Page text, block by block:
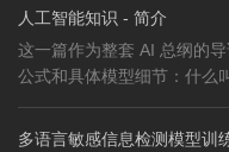
人工智能知识 - 简介
这一篇作为整套 AI 总纲的
公式和具体模型细节：什么
多语言敏感信息检测模型训